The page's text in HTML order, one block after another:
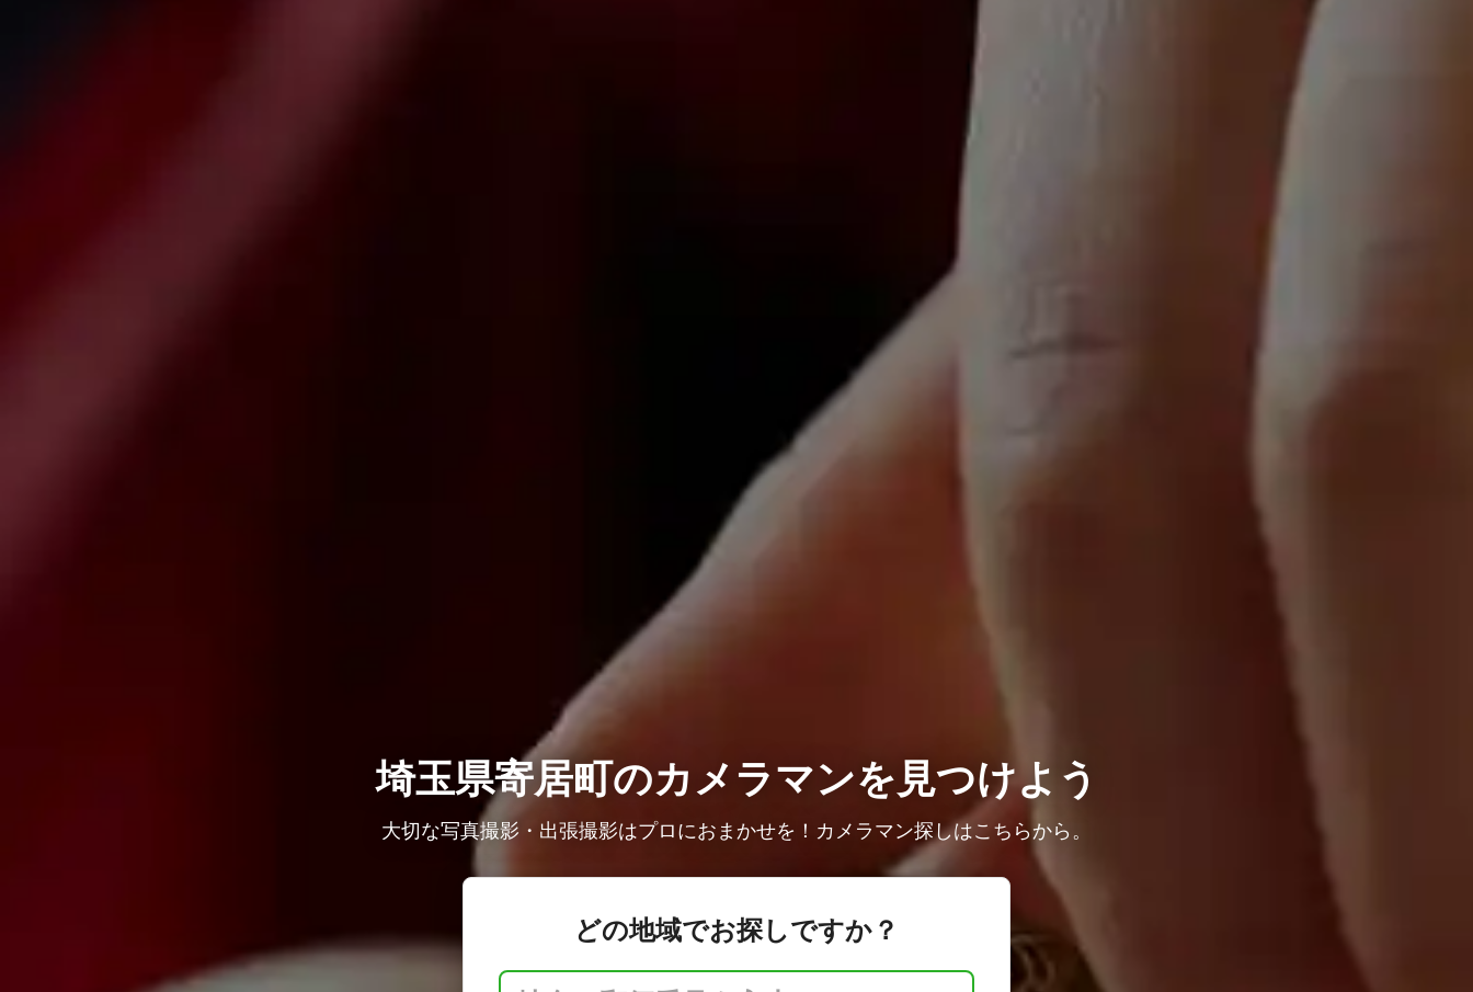
埼玉県寄居町のカメラマンを見つけよう
大切な写真撮影・出張撮影はプロにおまかせを！カメラマン探しはこちらから。
どの地域でお探しですか？